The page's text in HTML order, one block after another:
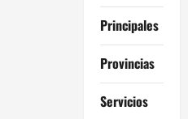
Principales
Provincias
Servicios